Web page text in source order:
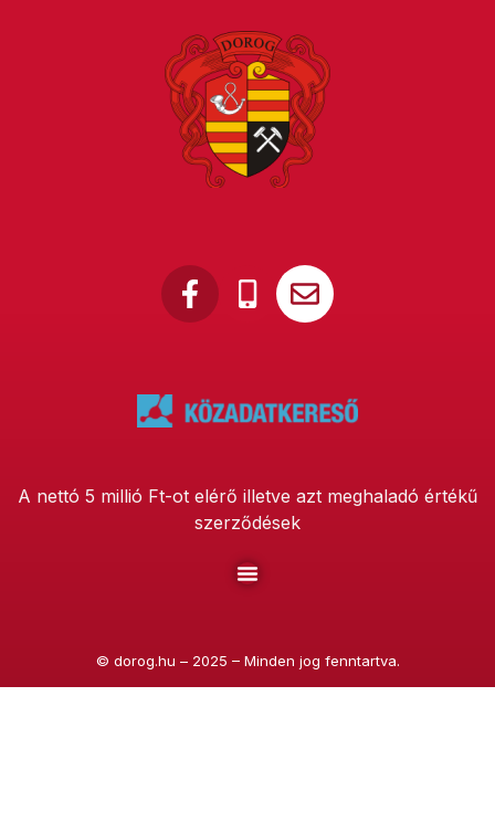
A nettó 5 millió Ft-ot elérő illetve azt meghaladó értékű
szerződések
© dorog.hu – 2025 – Minden jog fenntartva.